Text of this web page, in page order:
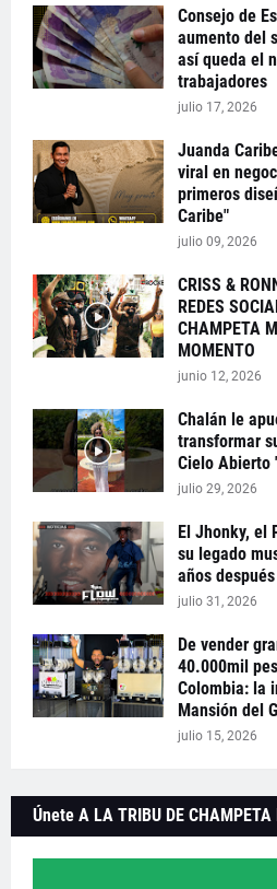
Consejo de
aumento del
así queda el
trabajadores
julio 17, 2026
Juanda
viral en
primeros
Caribe"
julio 09, 2026
CRISS &
REDES
CHAMPETA
MOMENTO
junio 12, 2026
Chalán le
transformar
Cielo Abierto
julio 29, 2026
El Jhonky, el
su legado
años después
julio 31, 2026
De vender
40.000mil
Colombia: la
Mansión del
julio 15, 2026
Únete A LA TRIBU DE CHAMPETA